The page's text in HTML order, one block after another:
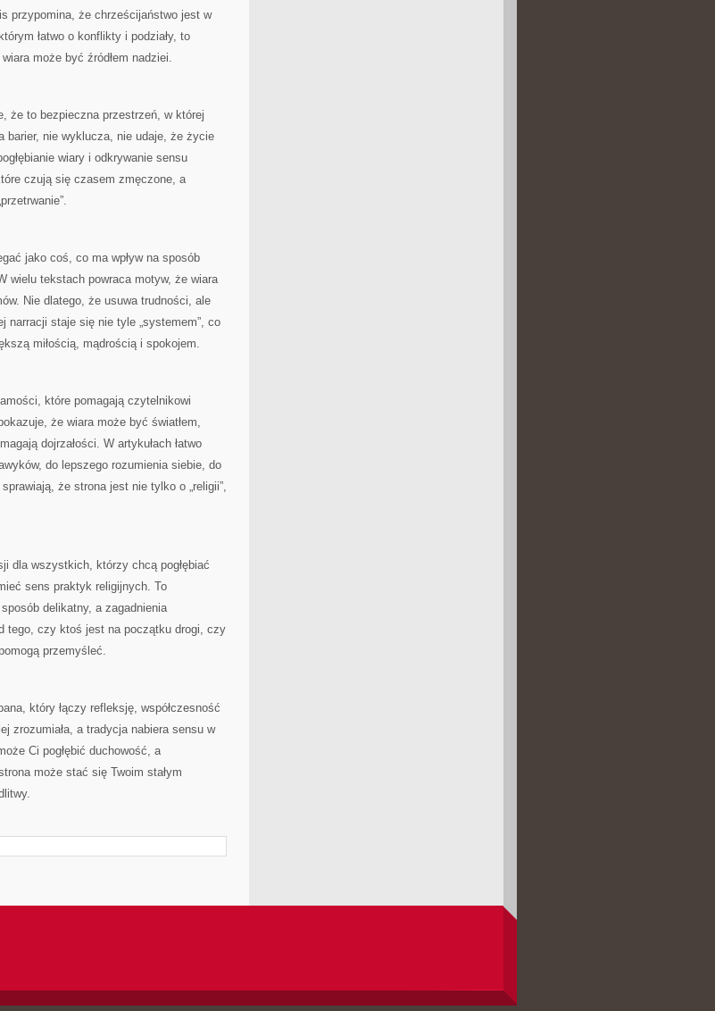
przypomina, że chrześcijaństwo jest w
łatwo o konflikty i podziały, to
może być źródłem nadziei.
że to bezpieczna przestrzeń, w której
barier, nie wyklucza, nie udaje, że życie
wiary i odkrywanie sensu
czują się czasem zmęczone, a
jako coś, co ma wpływ na sposób
wielu tekstach powraca motyw, że wiara
Nie dlatego, że usuwa trudności, ale
narracji staje się nie tyle „systemem”, co
miłością, mądrością i spokojem.
które pomagają czytelnikowi
że wiara może być światłem,
dojrzałości. W artykułach łatwo
do lepszego rozumienia siebie, do
że strona jest nie tylko o „religii”,
dla wszystkich, którzy chcą pogłębiać
sens praktyk religijnych. To
delikatny, a zagadnienia
tego, czy ktoś jest na początku drogi, czy
przemyśleć.
który łączy refleksję, współczesność
zrozumiała, a tradycja nabiera sensu w
Ci pogłębić duchowość, a
może stać się Twoim stałym